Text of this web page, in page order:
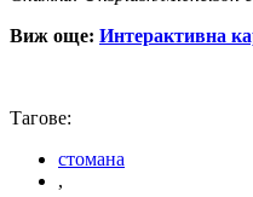
Виж още: Интерактивна
Тагове:
стомана
,